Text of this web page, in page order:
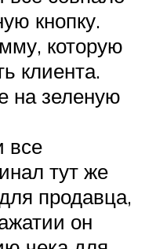
кнопку.
которую
клиента.
на зеленую
все
тут же
продавца,
он